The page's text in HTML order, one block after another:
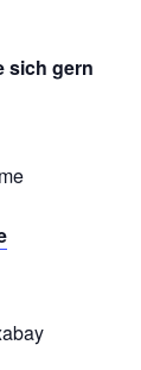
sich gern